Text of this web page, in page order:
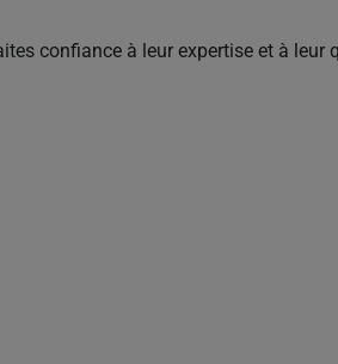
confiance à leur expertise et à leur